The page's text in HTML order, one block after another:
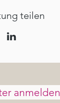
teilen
anmelden